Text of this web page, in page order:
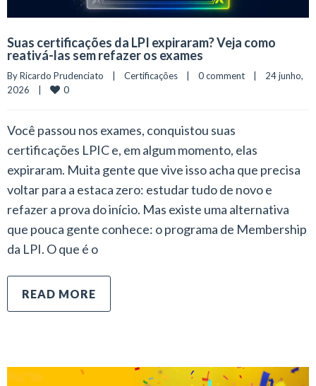
Suas certificações da LPI expiraram? Veja como
reativá-las sem refazer os exames
By Ricardo Prudenciato Certificações 0 comment
24 junho,
2026
0
Você passou nos exames, conquistou suas
certificações LPIC e, em algum momento, elas
expiraram. Muita gente que vive isso acha que precisa
voltar para a estaca zero: estudar tudo de novo e
refazer a prova do início. Mas existe uma alternativa
que pouca gente conhece: o programa de Membership
da LPI. O que é o
READ MORE